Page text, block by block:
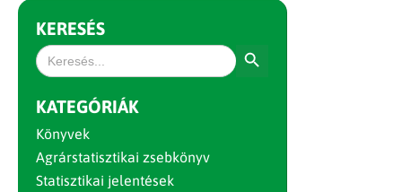
KERESÉS
Search
for:
KATEGÓRIÁK
Könyvek
Agrárstatisztikai zsebkönyv
Statisztikai jelentések